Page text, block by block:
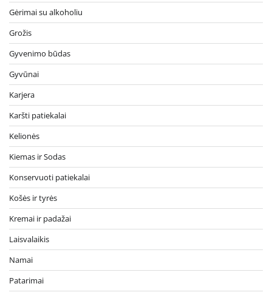
Gėrimai su alkoholiu
Grožis
Gyvenimo būdas
Gyvūnai
Karjera
Karšti patiekalai
Kelionės
Kiemas ir Sodas
Konservuoti patiekalai
Košės ir tyrės
Kremai ir padažai
Laisvalaikis
Namai
Patarimai